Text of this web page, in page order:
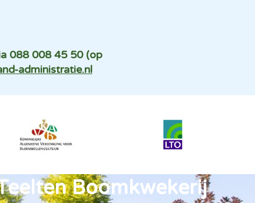
088 008 45 50 (op
administratie.nl
Boomkwekerij